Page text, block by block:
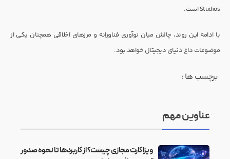
Studios است.
با ادامه این روند، چالش میان نوآوری فناورانه و مرزهای اخلاقی همچنان یکی از
موضوعات داغ دنیای دیجیتال خواهد بود.
برچسب ها :
عناوین مهم
ویزا کارت مجازی چیست؟ از کاربردها تا نحوه صدور